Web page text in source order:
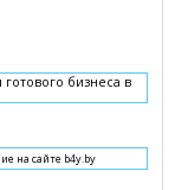
бизнеса в
на сайте b4y.by